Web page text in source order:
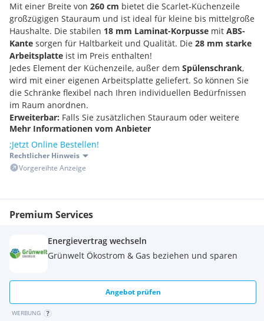
Mit einer Breite von 260 cm bietet die Scarlet-Küchenzeile
großzügigen Stauraum und ist ideal für kleine bis mittelgroße
Haushalte. Die stabilen 18 mm Laminat-Korpusse mit ABS-
Kante sorgen für Haltbarkeit und Qualität. Die 28 mm starke
Arbeitsplatte ist im Preis enthalten!
Jedes Element der Küchenzeile, außer dem Spülenschrank,
wird mit einer eigenen Arbeitsplatte geliefert. So können Sie
die Schränke flexibel nach Ihren individuellen Bedürfnissen
im Raum anordnen.
Erweiterbar: Falls Sie zusätzlichen Stauraum oder weitere
Funktionalität benötigen, können Sie die Küchenzeile mit
passendenEinzelschränken
Lieferumfang:
1x60 cm Herdschrank + 60cm Arbeitsplatte
Arbeitsplatte
1x40 cm Oberschrank
2x80 cm Oberschrankmit einer Glasklapptüre
(für die gesamte Küche)
Montagezubehör
Detaillierte Aufbauanleitung
Mehr Informationen vom Anbieter
;Jetzt Online Bestellen!
Rechtlicher Hinweis
Vorgereihte Anzeige
Premium Services
Energievertrag wechseln
Grünwelt Ökostrom & Gas beziehen und sparen
Angebot prüfen
WERBUNG